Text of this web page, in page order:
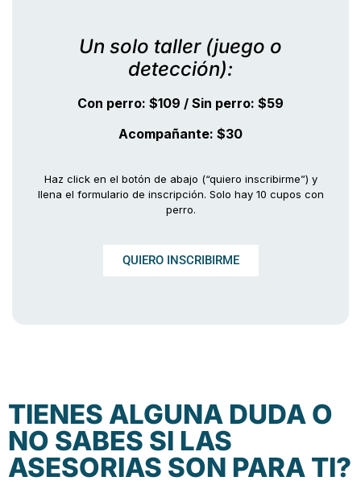
Un solo taller (juego o
detección):
Con perro: $109 / Sin perro: $59
Acompañante: $30
Haz click en el botón de abajo (“quiero inscribirme”) y
llena el formulario de inscripción. Solo hay 10 cupos con
perro.
QUIERO INSCRIBIRME
TIENES ALGUNA DUDA O
NO SABES SI LAS
ASESORIAS SON PARA TI?